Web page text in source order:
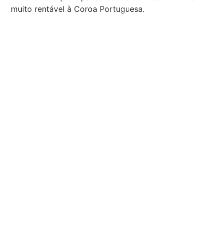
muito rentável à Coroa Portuguesa.